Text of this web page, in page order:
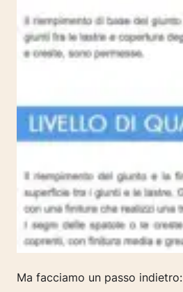
Ma facciamo un passo indietro: